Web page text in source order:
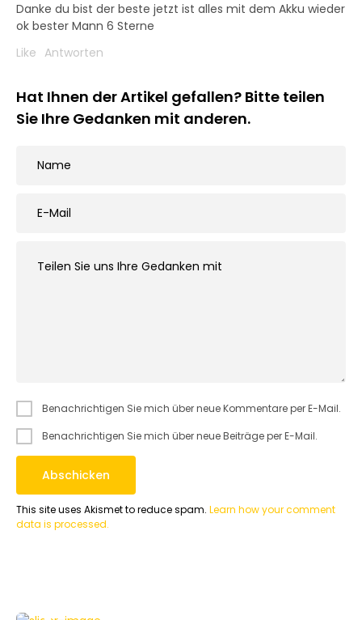
Danke du bist der beste jetzt ist alles mit dem Akku wieder
ok bester Mann 6 Sterne
Like Antworten
Hat Ihnen der Artikel gefallen? Bitte teilen
Sie Ihre Gedanken mit anderen.
Benachrichtigen Sie mich über neue Kommentare per E-Mail.
Benachrichtigen Sie mich über neue Beiträge per E-Mail.
This site uses Akismet to reduce spam. Learn how your comment
data is processed.